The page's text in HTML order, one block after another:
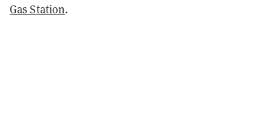
Gas Station.